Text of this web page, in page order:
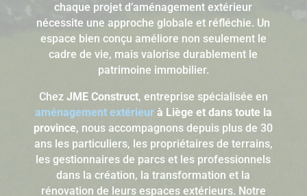
chaque projet d’aménagement extérieur
nécessite une approche globale et réfléchie. Un
espace bien conçu améliore non seulement le
cadre de vie, mais valorise durablement le
patrimoine immobilier.
Chez JME Construct, entreprise spécialisée en
aménagement extérieurà Liège et dans toute la
province, nous accompagnons depuis plus de 30
ans les particuliers, les propriétaires de terrains,
les gestionnaires de parcs et les professionnels
dans la création, la transformation et la
rénovation de leurs espaces extérieurs. Notre